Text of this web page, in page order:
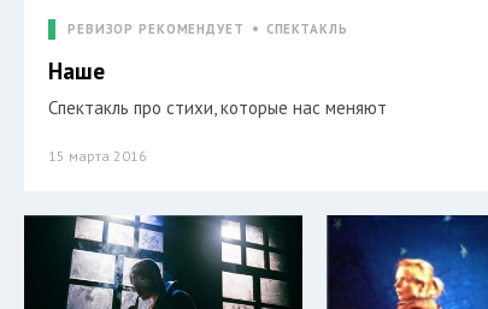
РЕВИЗОР РЕКОМЕНДУЕТ СПЕКТАКЛЬ
Наше
Спектакль про стихи, которые нас меняют
15 марта 2016